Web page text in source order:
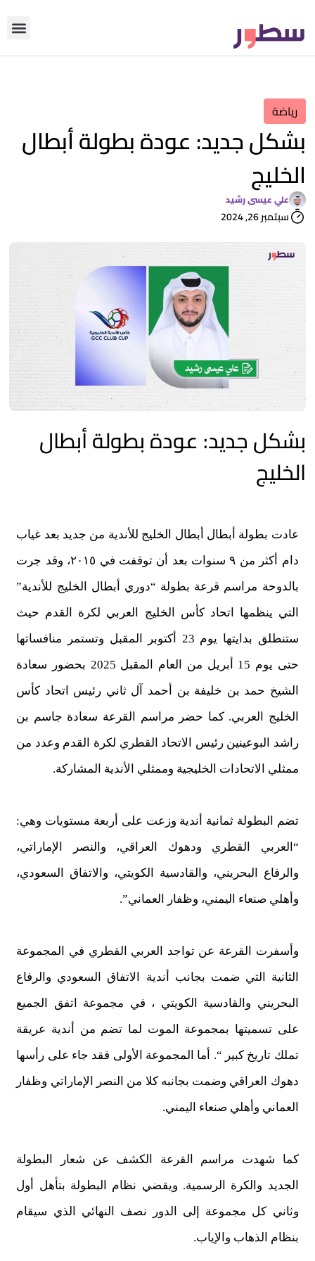
رياضة
بشكل جديد: عودة بطولة أبطال
الخليج
علي عيسى رشيد
سبتمبر 26, 2024
بشكل جديد: عودة بطولة أبطال
الخليج
عادت بطولة أبطال أبطال الخليج للأندية من جديد بعد غياب
دام أكثر من ٩ سنوات بعد أن توقفت في ٢٠١٥، وقد جرت
بالدوحة مراسم قرعة بطولة “دوري أبطال الخليج للأندية”
التي ينظمها اتحاد كأس الخليج العربي لكرة القدم حيث
ستنطلق بدايتها يوم 23 أكتوبر المقبل وتستمر منافساتها
حتى يوم 15 أبريل من العام المقبل 2025 بحضور سعادة
الشيخ حمد بن خليفة بن أحمد آل ثاني رئيس اتحاد كأس
الخليج العربي. كما حضر مراسم القرعة سعادة جاسم بن
راشد البوعينين رئيس الاتحاد القطري لكرة القدم وعدد من
ممثلي الاتحادات الخليجية وممثلي الأندية المشاركة.
تضم البطولة ثمانية أندية وزعت على أربعة مستويات وهي:
“العربي القطري ودهوك العراقي، والنصر الإماراتي،
والرفاع البحريني، والقادسية الكويتي، والاتفاق السعودي،
وأهلي صنعاء اليمني، وظفار العماني”.
وأسفرت القرعة عن تواجد العربي القطري في المجموعة
الثانية التي ضمت بجانب أندية الاتفاق السعودي والرفاع
البحريني والقادسية الكويتي ، في مجموعة اتفق الجميع
على تسميتها بمجموعة الموت لما تضم من أندية عريقة
تملك تاريخ كبير “. أما المجموعة الأولى فقد جاء على رأسها
دهوك العراقي وضمت بجانبه كلا من النصر الإماراتي وظفار
العماني وأهلي صنعاء اليمني.
كما شهدت مراسم القرعة الكشف عن شعار البطولة
الجديد والكرة الرسمية. ويقضي نظام البطولة بتأهل أول
وثاني كل مجموعة إلى الدور نصف النهائي الذي سيقام
بنظام الذهاب والإياب.